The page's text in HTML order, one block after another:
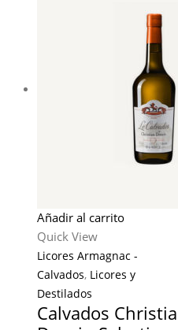
Añadir al carrito
Quick View
Licores Armagnac -
Calvados, Licores y
Destilados
Calvados